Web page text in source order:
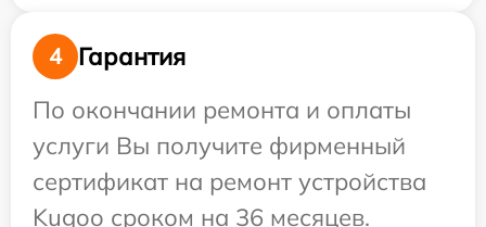
4
Гарантия
По окончании ремонта и оплаты
услуги Вы получите фирменный
сертификат на ремонт устройства
Kugoo сроком на 36 месяцев.